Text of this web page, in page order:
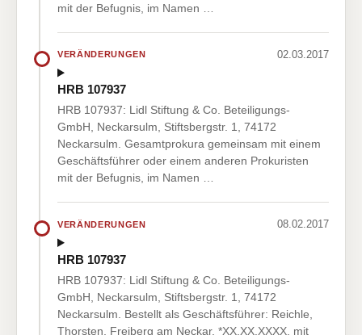
mit der Befugnis, im Namen …
VERÄNDERUNGEN 02.03.2017
HRB 107937
HRB 107937: Lidl Stiftung & Co. Beteiligungs-
GmbH, Neckarsulm, Stiftsbergstr. 1, 74172
Neckarsulm. Gesamtprokura gemeinsam mit einem
Geschäftsführer oder einem anderen Prokuristen
mit der Befugnis, im Namen …
VERÄNDERUNGEN 08.02.2017
HRB 107937
HRB 107937: Lidl Stiftung & Co. Beteiligungs-
GmbH, Neckarsulm, Stiftsbergstr. 1, 74172
Neckarsulm. Bestellt als Geschäftsführer: Reichle,
Thorsten, Freiberg am Neckar, *XX.XX.XXXX, mit